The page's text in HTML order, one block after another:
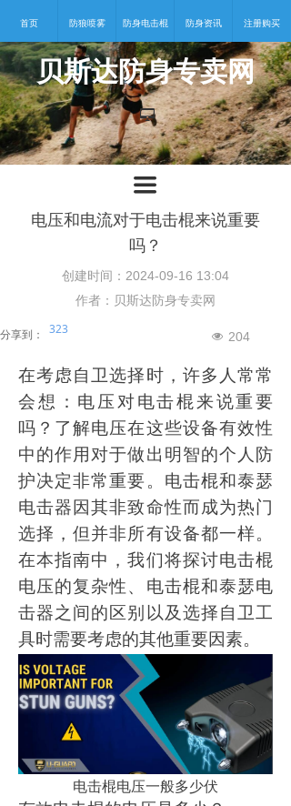
贝斯达防身专卖网
首页 防狼喷雾 防身电击棍 防身资讯 注册购买
넡
电压和电流对于电击棍来说重要
吗？
在考虑自卫选择时，许多人常常
会想：电压对电击棍来说重要
吗？了解电压在这些设备有效性
中的作用对于做出明智的个人防
护决定非常重要。电击棍和泰瑟
电击器因其非致命性而成为热门
选择，但并非所有设备都一样。
在本指南中，我们将探讨电击棍
电压的复杂性、电击棍和泰瑟电
击器之间的区别以及选择自卫工
具时需要考虑的其他重要因素。
电击棍电压一般多少伏
넶 204
分享到： 323
创建时间： 2024-09-16 13:04
作者：贝斯达防身专卖网
끀